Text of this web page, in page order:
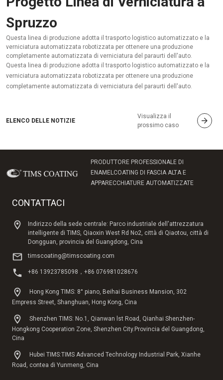
Spruzzo
Questa linea di produzione adotta il trasporto logistico automatizzato e la
verniciatura automatizzata robotizzata per ottenere una produzione
completamente automatizzata di verniciatura del paraurti dell'auto.
Questa linea di produzione adotta il trasporto logistico automatizzato e la
verniciatura automatizzata robotizzata per ottenere una produzione
completamente automatizzata di verniciatura del paraurti dell'auto.
ELENCO DELLE NOTIZIE
Visualizza il
prossimo caso
PRODUTTORE PROFESSIONALE DI
ENAMELCOATING DI FASCIA ALTA E
APPARECCHIATURE AUTOMATIZZATE
CONTATTACI
Indirizzo della sede centrale: Parco industriale dell'attrezzatura
intelligente di TIMS, Qiaoxin West Rd No2, città di Qiaotou, città di
Dongguan, provincia del Guangdong, Cina
timscoating@timscoating.com
+86 13923785098，+86 076981028676
Hong Kong TIMS: 8° piano, Beihai Business Mansion, 302
Empress Street, Shanghuan, Hong Kong, Cina
Shenzhen TIMS: No.1, Qianwan lst Road, Qianhai Shenzhen-
Hongkong Cooperation Zone, Shenzhen City.Provincia del Guangdong,
Cina
Hubei TIMS:TIMS Advanced Technology Industrial Park, Xianhe
Road, contea di Yunmeng, Cina